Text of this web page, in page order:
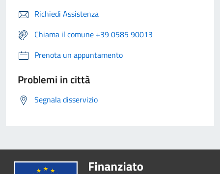
Richiedi Assistenza
Chiama il comune +39 0585 90013
Prenota un appuntamento
Problemi in città
Segnala disservizio